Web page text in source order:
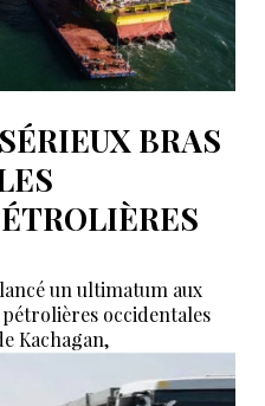
BRAS
un ultimatum aux
occidentales
Kachagan,